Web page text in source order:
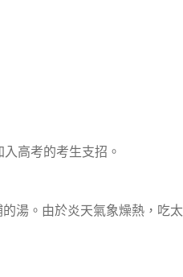
高考的考生支招。
湯。由於炎天氣象燥熱，吃太